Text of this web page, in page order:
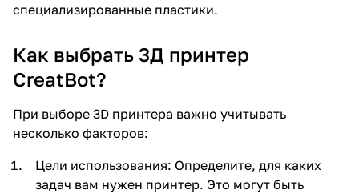
специализированные пластики.
Как выбрать 3Д принтер
CreatBot?
При выборе 3D принтера важно учитывать
несколько факторов:
Цели использования: Определите, для каких
задач вам нужен принтер. Это могут быть